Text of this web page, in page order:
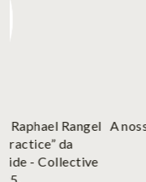
A nossa atuação em
pelo